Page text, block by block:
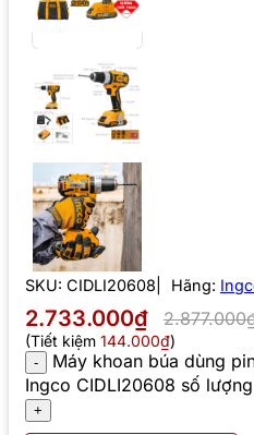
SKU: CIDLI20608 Hãng:
2.733.000₫
(Tiết kiệm 144.000₫)
Máy khoan búa dùng
Ingco CIDLI20608 số lượng